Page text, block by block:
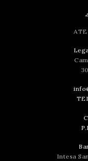
Intesa